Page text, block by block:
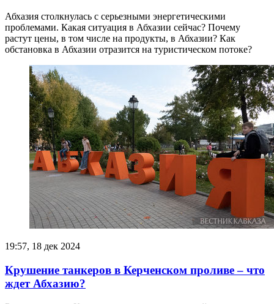
Абхазия столкнулась с серьезными энергетическими
проблемами. Какая ситуация в Абхазии сейчас? Почему
растут цены, в том числе на продукты, в Абхазии? Как
обстановка в Абхазии отразится на туристическом потоке?
19:57, 18 дек 2024
Крушение танкеров в Керченском проливе – что
ждет Абхазию?